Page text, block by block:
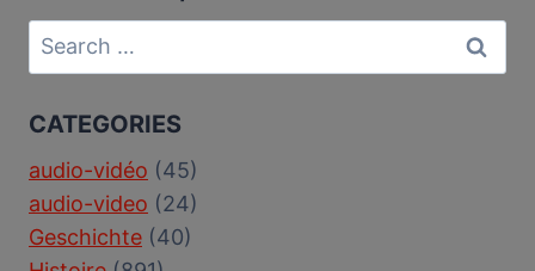
Search
for:
CATEGORIES
audio-vidéo (45)
audio-video (24)
Geschichte (40)